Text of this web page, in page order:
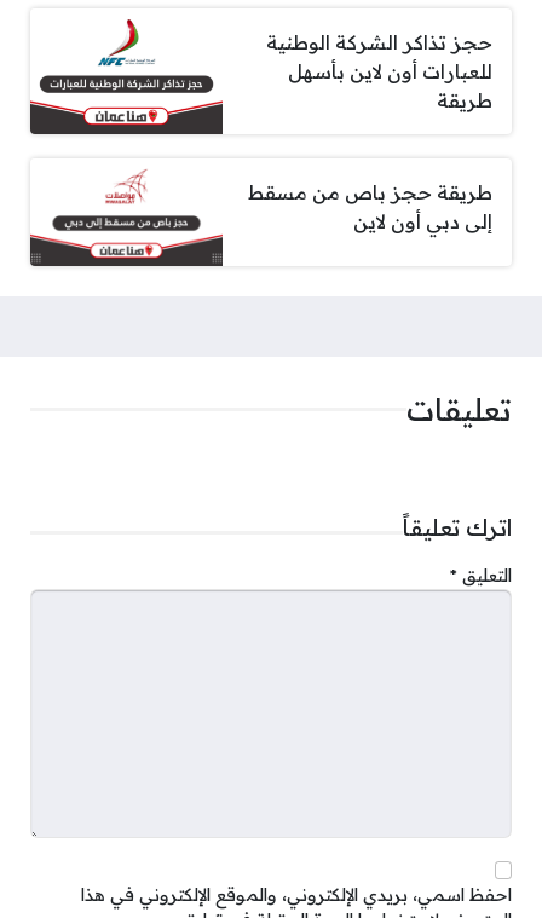
حجز تذاكر الشركة الوطنية
للعبارات أون لاين بأسهل
طريقة
طريقة حجز باص من مسقط
إلى دبي أون لاين
تعليقات
اترك تعليقاً
التعليق *
احفظ اسمي، بريدي الإلكتروني، والموقع الإلكتروني في هذا